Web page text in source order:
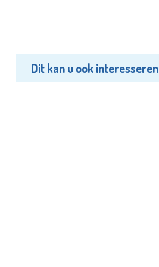
Dit kan u ook interesseren